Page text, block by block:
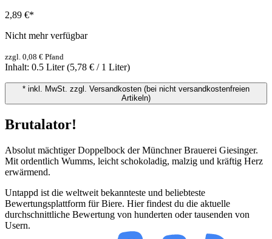
2,89 €*
Nicht mehr verfügbar
zzgl. 0,08 € Pfand
Inhalt: 0.5 Liter(5,78 € / 1 Liter)
* inkl. MwSt. zzgl. Versandkosten (bei nicht versandkostenfreien
Artikeln)
Brutalator!
Absolut mächtiger Doppelbock der Münchner Brauerei Giesinger.
Mit ordentlich Wumms, leicht schokoladig, malzig und kräftig Herz
erwärmend.
Untappd ist die weltweit bekannteste und beliebteste
Bewertungsplattform für Biere. Hier findest du die aktuelle
durchschnittliche Bewertung von hunderten oder tausenden von
Usern.